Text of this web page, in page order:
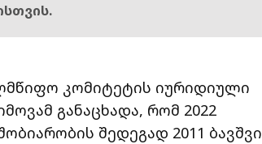
კომიტეტის იურიდიული
განაცხადა, რომ 2022
შედეგად 2011 ბავშვი